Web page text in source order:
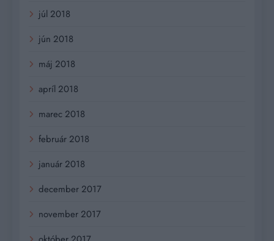
júl 2018
jún 2018
máj 2018
apríl 2018
marec 2018
február 2018
január 2018
december 2017
november 2017